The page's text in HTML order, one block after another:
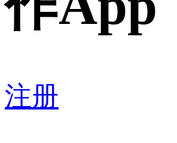
注册